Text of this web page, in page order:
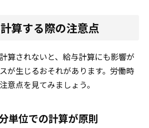
算する際の注意点
算されないと、給与計算にも影響が
が生じるおそれがあります。労働時
意点を見てみましょう。
単位での計算が原則